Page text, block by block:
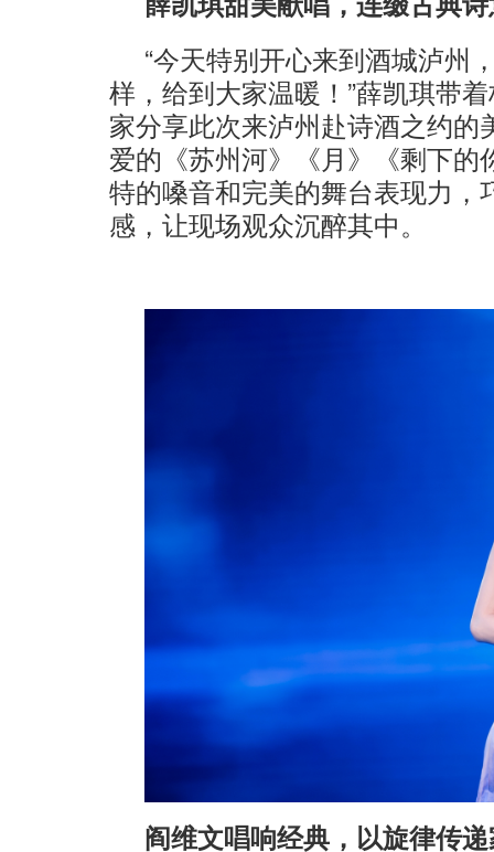
“今天特别开心来到酒城泸州
样，给到大家温暖！”薛凯琪带
家分享此次来泸州赴诗酒之约
爱的《苏州河》《月》《剩下
特的嗓音和完美的舞台表现力
感，让现场观众沉醉其中。
阎维文唱响经典，以旋律传